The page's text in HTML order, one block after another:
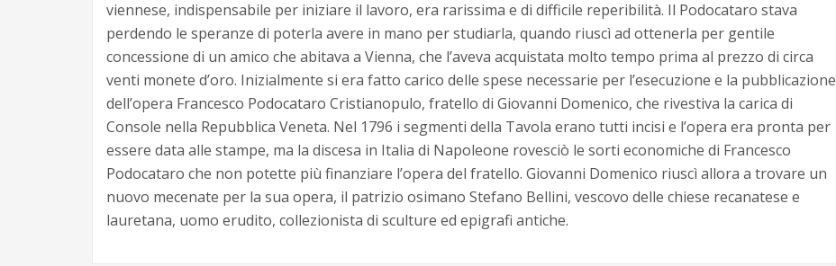
viennese, indispensabile per iniziare il lavoro, era rarissima e di difficile reperibilità. Il Podocataro stava
perdendo le speranze di poterla avere in mano per studiarla, quando riuscì ad ottenerla per gentile
concessione di un amico che abitava a Vienna, che l’aveva acquistata molto tempo prima al prezzo di circa
venti monete d’oro. Inizialmente si era fatto carico delle spese necessarie per l’esecuzione e la pubblicazione
dell’opera Francesco Podocataro Cristianopulo, fratello di Giovanni Domenico, che rivestiva la carica di
Console nella Repubblica Veneta. Nel 1796 i segmenti della Tavola erano tutti incisi e l’opera era pronta per
essere data alle stampe, ma la discesa in Italia di Napoleone rovesciò le sorti economiche di Francesco
Podocataro che non potette più finanziare l’opera del fratello. Giovanni Domenico riuscì allora a trovare un
nuovo mecenate per la sua opera, il patrizio osimano Stefano Bellini, vescovo delle chiese recanatese e
lauretana, uomo erudito, collezionista di sculture ed epigrafi antiche.